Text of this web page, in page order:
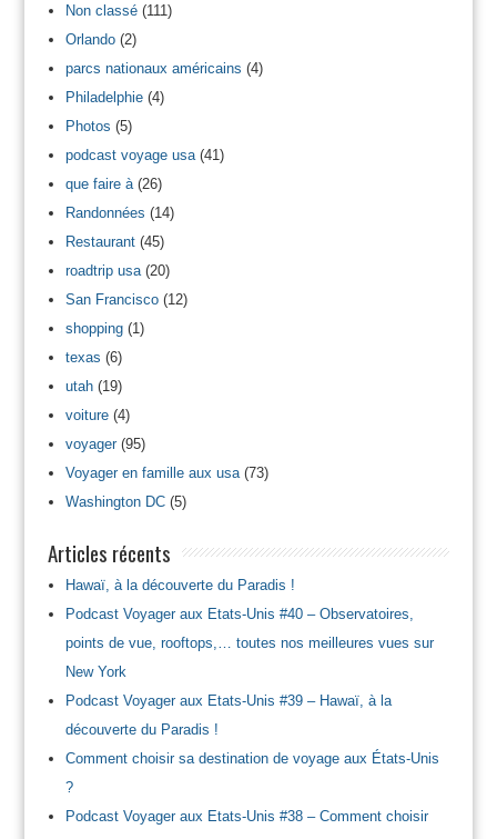
Non classé(111)
Orlando(2)
parcs nationaux américains (4)
Philadelphie(4)
Photos (5)
podcast voyage usa(41)
que faire à(26)
Randonnées (14)
Restaurant(45)
roadtrip usa(20)
San Francisco(12)
shopping(1)
texas (6)
utah(19)
voiture(4)
voyager(95)
Voyager en famille aux usa(73)
Washington DC(5)
Articles récents
Hawaï, à la découverte du Paradis !
Podcast Voyager aux Etats-Unis #40 – Observatoires,
points de vue, rooftops,… toutes nos meilleures vues sur
New York
Podcast Voyager aux Etats-Unis #39 – Hawaï, à la
découverte du Paradis !
Comment choisir sa destination de voyage aux États-Unis
?
Podcast Voyager aux Etats-Unis #38 – Comment choisir